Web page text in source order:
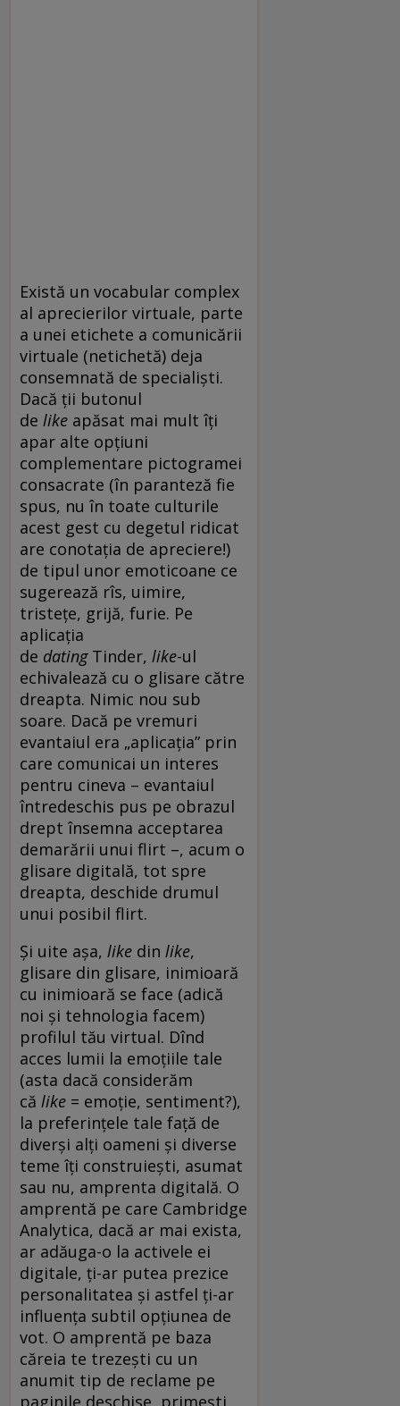
Există un vocabular complex
al aprecierilor virtuale, parte
a unei etichete a comunicării
virtuale (netichetă) deja
consemnată de specialiști.
Dacă ții butonul
de like apăsat mai mult îți
apar alte opțiuni
complementare pictogramei
consacrate (în paranteză fie
spus, nu în toate culturile
acest gest cu degetul ridicat
are conotația de apreciere!)
de tipul unor emoticoane ce
sugerează rîs, uimire,
tristețe, grijă, furie. Pe
aplicația
de datingTinder, like-ul
echivalează cu o glisare către
dreapta. Nimic nou sub
soare. Dacă pe vremuri
evantaiul era „aplicația” prin
care comunicai un interes
pentru cineva – evantaiul
întredeschis pus pe obrazul
drept însemna acceptarea
demarării unui flirt –, acum o
glisare digitală, tot spre
dreapta, deschide drumul
unui posibil flirt.
Și uite așa, like din like,
glisare din glisare, inimioară
cu inimioară se face (adică
noi și tehnologia facem)
profilul tău virtual. Dînd
acces lumii la emoțiile tale
(asta dacă considerăm
că like = emoție, sentiment?),
la preferințele tale față de
diverși alți oameni și diverse
teme îți construiești, asumat
sau nu, amprenta digitală. O
amprentă pe care Cambridge
Analytica, dacă ar mai exista,
ar adăuga-o la activele ei
digitale, ți-ar putea prezice
personalitatea și astfel ți-ar
influența subtil opțiunea de
vot. O amprentă pe baza
căreia te trezești cu un
anumit tip de reclame pe